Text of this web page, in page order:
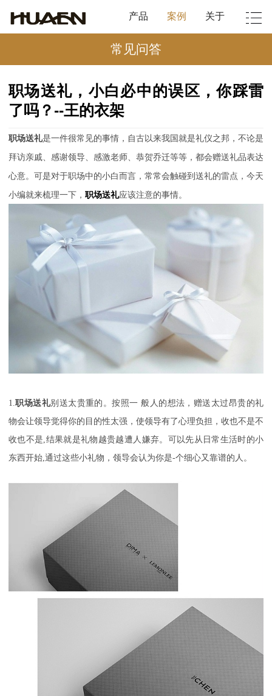
产品 案例 关于
常见问答
职场送礼，小白必中的误区，你踩雷
了吗？--王的衣架
职场送礼是一件很常见的事情，自古以来我国就是礼仪之邦，不论是
拜访亲戚、感谢领导、感激老师、恭贺乔迁等等，都会赠送礼品表达
心意。可是对于职场中的小白而言，常常会触碰到送礼的雷点，今天
小编就来梳理一下， 职场送礼应该注意的事情。
1.职场送礼别送太贵重的。按照一 般人的想法，赠送太过昂贵的礼
物会让领导觉得你的目的性太强，使领导有了心理负担，收也不是不
收也不是,结果就是礼物越贵越遭人嫌弃。可以先从日常生活时的小
东西开始,通过这些小礼物，领导会认为你是-个细心又靠谱的人。